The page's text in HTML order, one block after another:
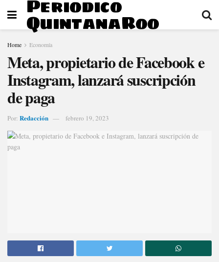
Periodico
QuintanaRoo
Home Economía
Meta, propietario de Facebook e
Instagram, lanzará suscripción
de paga
Por: Redacción febrero 19, 2023